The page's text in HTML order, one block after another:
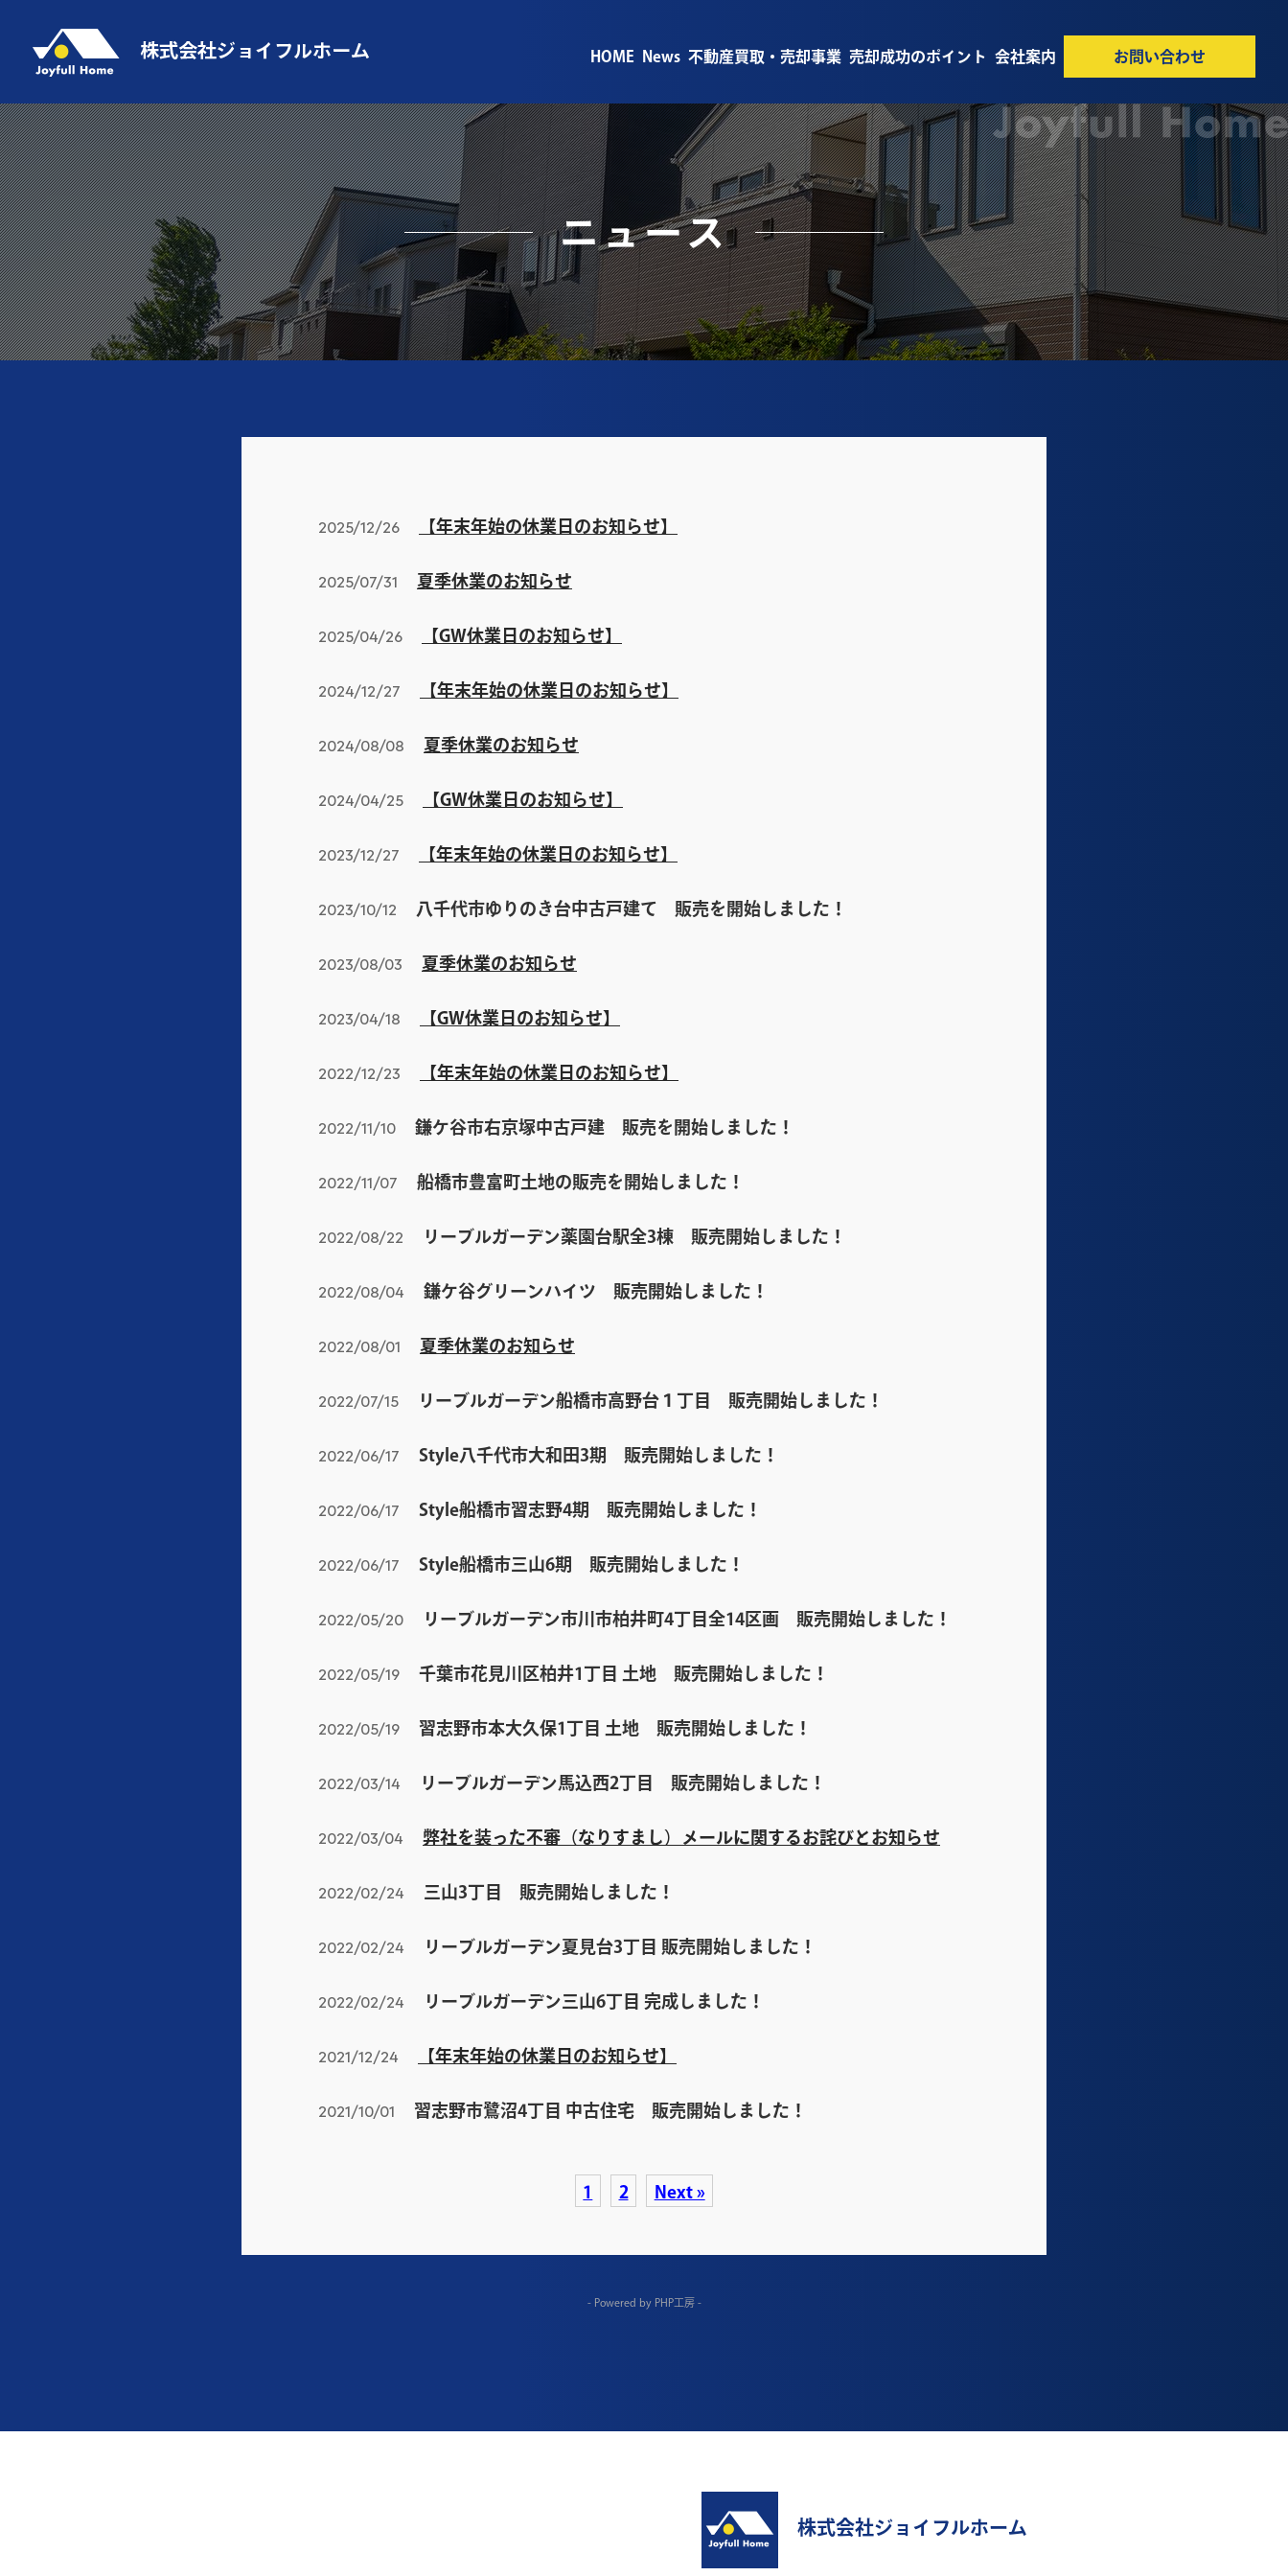
HOME News 不動産買取・売却事業 売却成功のポイント 会社案内 お問い合わせ
ニュース
2025/12/26 【年末年始の休業日のお知らせ】
2025/07/31 夏季休業のお知らせ
2025/04/26 【GW休業日のお知らせ】
2024/12/27 【年末年始の休業日のお知らせ】
2024/08/08 夏季休業のお知らせ
2024/04/25 【GW休業日のお知らせ】
2023/12/27 【年末年始の休業日のお知らせ】
2023/10/12 八千代市ゆりのき台中古戸建て 販売を開始しました！
2023/08/03 夏季休業のお知らせ
2023/04/18 【GW休業日のお知らせ】
2022/12/23 【年末年始の休業日のお知らせ】
2022/11/10 鎌ケ谷市右京塚中古戸建 販売を開始しました！
2022/11/07 船橋市豊富町土地の販売を開始しました！
2022/08/22 リーブルガーデン薬園台駅全3棟 販売開始しました！
2022/08/04 鎌ケ谷グリーンハイツ 販売開始しました！
2022/08/01 夏季休業のお知らせ
2022/07/15 リーブルガーデン船橋市高野台１丁目 販売開始しました！
2022/06/17 Style八千代市大和田3期 販売開始しました！
2022/06/17 Style船橋市習志野4期 販売開始しました！
2022/06/17 Style船橋市三山6期 販売開始しました！
2022/05/20 リーブルガーデン市川市柏井町4丁目全14区画 販売開始しました！
2022/05/19 千葉市花見川区柏井1丁目 土地 販売開始しました！
2022/05/19 習志野市本大久保1丁目 土地 販売開始しました！
2022/03/14 リーブルガーデン馬込西2丁目 販売開始しました！
2022/03/04 弊社を装った不審（なりすまし）メールに関するお詫びとお知らせ
2022/02/24 三山3丁目 販売開始しました！
2022/02/24 リーブルガーデン夏見台3丁目 販売開始しました！
2022/02/24 リーブルガーデン三山6丁目 完成しました！
2021/12/24 【年末年始の休業日のお知らせ】
2021/10/01 習志野市鷺沼4丁目 中古住宅 販売開始しました！
1 2 Next »
- Powered by PHP工房 -
株式会社ジョイフルホーム